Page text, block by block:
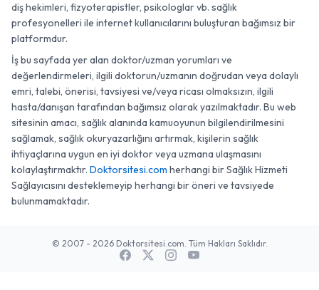
diş hekimleri, fizyoterapistler, psikologlar vb. sağlık
profesyonelleri ile internet kullanıcılarını buluşturan bağımsız bir
platformdur.
İş bu sayfada yer alan doktor/uzman yorumları ve
değerlendirmeleri, ilgili doktorun/uzmanın doğrudan veya dolaylı
emri, talebi, önerisi, tavsiyesi ve/veya ricası olmaksızın, ilgili
hasta/danışan tarafından bağımsız olarak yazılmaktadır. Bu web
sitesinin amacı, sağlık alanında kamuoyunun bilgilendirilmesini
sağlamak, sağlık okuryazarlığını artırmak, kişilerin sağlık
ihtiyaçlarına uygun en iyi doktor veya uzmana ulaşmasını
kolaylaştırmaktır. Doktorsitesi.com herhangi bir Sağlık Hizmeti
Sağlayıcısını desteklemeyip herhangi bir öneri ve tavsiyede
bulunmamaktadır.
© 2007 - 2026 Doktorsitesi.com. Tüm Hakları Saklıdır.